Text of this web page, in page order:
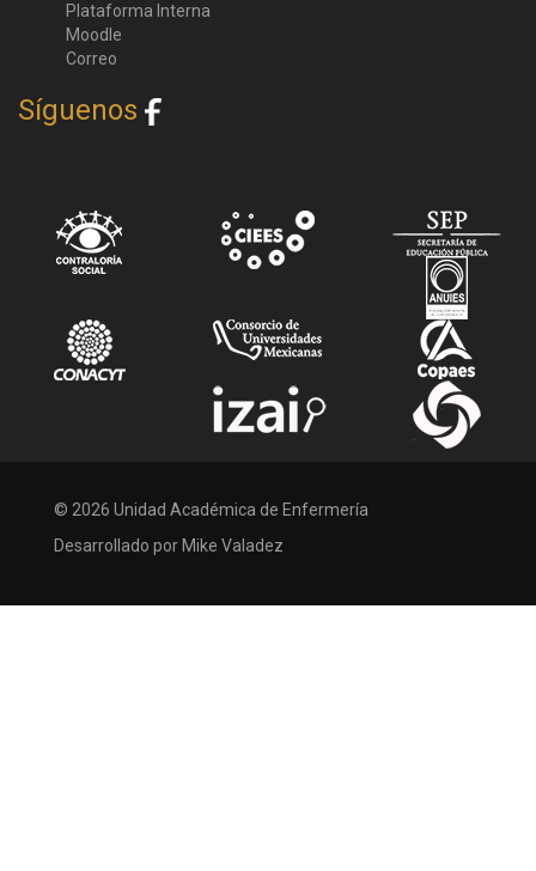
Plataforma Interna
Moodle
Correo
Síguenos
© 2026 Unidad Académica de Enfermería
Desarrollado por Mike Valadez